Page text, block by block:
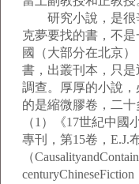
研究小說，是很
克夢要找的書，不
國（大部分在北京
書，出叢刊本，只
調查。厚厚的小說
的是縮微膠卷，二十
（1）《17世紀中國
專刊，第15卷，E.J.
（
centuryChineseFiction